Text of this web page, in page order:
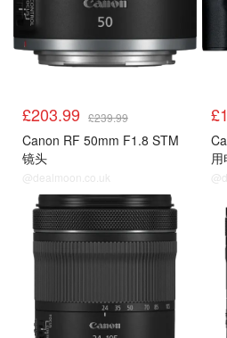
£203.99 £239.99
Canon RF 50mm F1.8 STM
镜头
@dealmoon.co.uk